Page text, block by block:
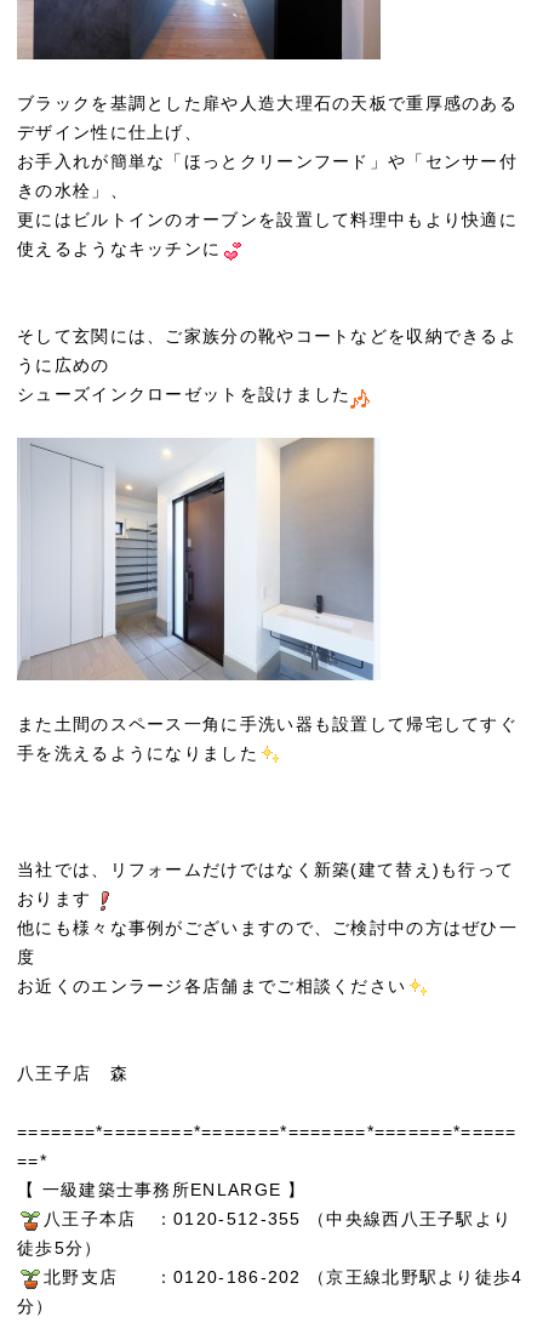
ブラックを基調とした扉や人造大理石の天板で重厚感のある
デザイン性に仕上げ、
お手入れが簡単な「ほっとクリーンフード」や「センサー付
きの水栓」、
更にはビルトインのオーブンを設置して料理中もより快適に
使えるようなキッチンに
そして玄関には、ご家族分の靴やコートなどを収納できるよ
うに広めの
シューズインクローゼットを設けました
また土間のスペース一角に手洗い器も設置して帰宅してすぐ
手を洗えるようになりました
当社では、リフォームだけではなく新築(建て替え)も行って
おります
他にも様々な事例がございますので、ご検討中の方はぜひ一
度
お近くのエンラージ各店舗までご相談ください
八王子店 森
=======*========*=======*=======*=======*=====
==*
【 一級建築士事務所ENLARGE 】
八王子本店 ：0120-512-355 （中央線西八王子駅より
徒歩5分）
北野支店 ：0120-186-202 （京王線北野駅より徒歩4
分）